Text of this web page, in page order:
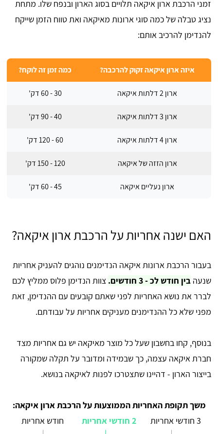
זמני הרכבת ארון איקאה תלויים בסוג הארון ובנפח שלו. מתחת
נציג טבלה של כמה סוגי ארונות מאיקאה ואת טווח הזמן שייקח
להנדימן להרכיב אותם:
איזה ארון איקאה זקוק להרכבה? כמה זמן זה לוקח?
ארון 2 דלתות איקאה 30 - 60 דק'
ארון 3 דלתות איקאה 40 - 90 דק'
ארון 4 דלתות איקאה 60 - 120 דק'
ארון הזזה של איקאה 120 - 150 דק'
ארון נעליים איקאה 45 - 60 דק'
האם ישנה אחריות על הרכבת ארון איקאה?
בעבור הרכבת ארונות איקאה הנדימנים נוהגים להעניק אחריות
שנעה בין חודש לכ - 3 חודשים.
צוות הנדימן פלוס ממליץ לכם
לברר את נושא האחריות לפני שאתם קובעים עם ההנדימן, זאת
מפני שלא כל ההנדימנים מעניקים אחריות על עבודתם.
בנוסף, קחו בחשבון שעל כל מוצר מאיקאה יש גם אחריות מצד
חברת איקאה עצמה, כך שבמידה ומדובר על תקלה שמקורה
בייצור הארון - דהיינו שתצטרכו לפנות לאיקאה בנושא.
משך תקופת האחריות הממוצעות על הרכבת ארון איקאה:
3 חודשי אחריות
2 חודשי אחריות חודש אחריות